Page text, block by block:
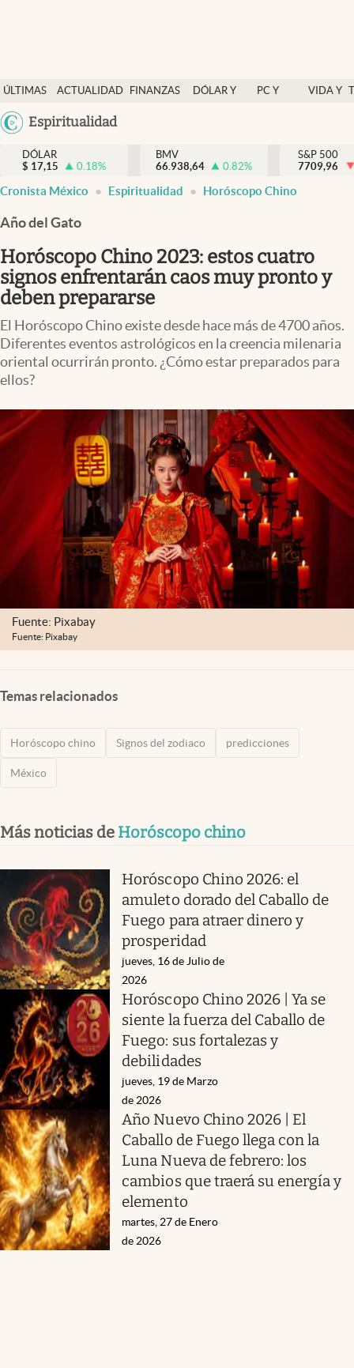
ÚLTIMAS
NOTICIAS
ACTUALIDAD
FINANZAS
DÓLAR Y
PC Y
VIDA Y
México
Espiritualidad
Actualidad
Finanzas y economía
Dólar y mercados
Pc y celular
Vida y estilo
Tv
Clima
Mediakit
abre en nueva pestaña
México
DÓLAR
$ 17,15 0.18%
BMV
66.938,64
0.82%
S&P 500
7709,96
Cronista México Espiritualidad Horóscopo Chino
Año del Gato
Horóscopo Chino 2023: estos cuatro
signos enfrentarán caos muy pronto y
deben prepararse
El Horóscopo Chino existe desde hace más de 4700 años.
Diferentes eventos astrológicos en la creencia milenaria
oriental ocurrirán pronto. ¿Cómo estar preparados para
ellos?
Fuente: Pixabay
Fuente: Pixabay
Temas relacionados
Horóscopo chino Signos del zodiaco predicciones
México
Más noticias de Horóscopo chino
Horóscopo Chino 2026: el
amuleto dorado del Caballo de
Fuego para atraer dinero y
prosperidad
jueves, 16 de Julio de
2026
Horóscopo Chino 2026 | Ya se
siente la fuerza del Caballo de
Fuego: sus fortalezas y
debilidades
jueves, 19 de Marzo
de 2026
Año Nuevo Chino 2026 | El
Caballo de Fuego llega con la
Luna Nueva de febrero: los
cambios que traerá su energía y
elemento
martes, 27 de Enero
de 2026